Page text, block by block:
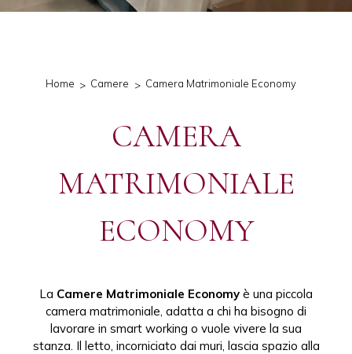
Home Camere Camera Matrimoniale Economy
CAMERA
MATRIMONIALE
ECONOMY
La Camere Matrimoniale Economy è una piccola
camera matrimoniale, adatta a chi ha bisogno di
lavorare in smart working o vuole vivere la sua
stanza. Il letto, incorniciato dai muri, lascia spazio alla